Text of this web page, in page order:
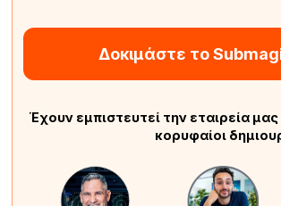
Δοκιμάστε το
Έχουν εμπιστευτεί την εταιρεία
κορυφαίοι